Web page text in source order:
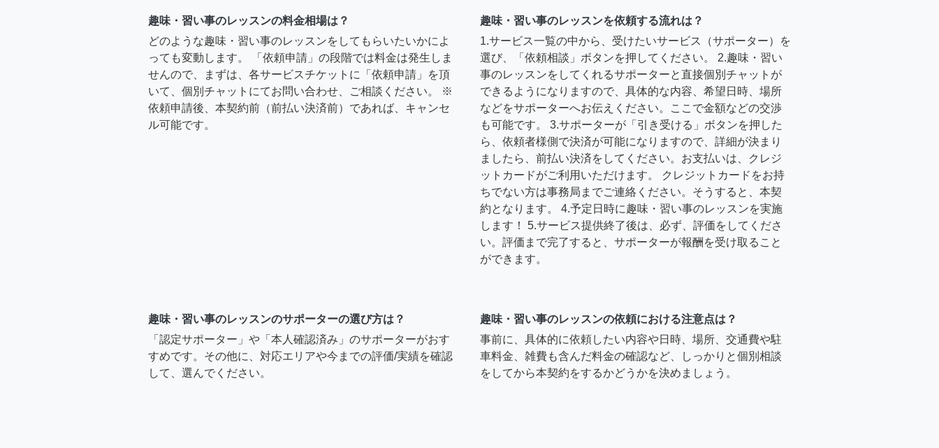
趣味・習い事のレッスンの料金相場は？
どのような趣味・習い事のレッスンをしてもらいたいかによ
っても変動します。 「依頼申請」の段階では料金は発生しま
せんので、まずは、各サービスチケットに「依頼申請」を頂
いて、個別チャットにてお問い合わせ、ご相談ください。 ※
依頼申請後、本契約前（前払い決済前）であれば、キャンセ
ル可能です。
趣味・習い事のレッスンを依頼する流れは？
1.サービス一覧の中から、受けたいサービス（サポーター）を
選び、「依頼相談」ボタンを押してください。 2.趣味・習い
事のレッスンをしてくれるサポーターと直接個別チャットが
できるようになりますので、具体的な内容、希望日時、場所
などをサポーターへお伝えください。ここで金額などの交渉
も可能です。 3.サポーターが「引き受ける」ボタンを押した
ら、依頼者様側で決済が可能になりますので、詳細が決まり
ましたら、前払い決済をしてください。お支払いは、クレジ
ットカードがご利用いただけます。 クレジットカードをお持
ちでない方は事務局までご連絡ください。そうすると、本契
約となります。 4.予定日時に趣味・習い事のレッスンを実施
します！ 5.サービス提供終了後は、必ず、評価をしてくださ
い。評価まで完了すると、サポーターが報酬を受け取ること
ができます。
趣味・習い事のレッスンのサポーターの選び方は？
「認定サポーター」や「本人確認済み」のサポーターがおす
すめです。その他に、対応エリアや今までの評価/実績を確認
して、選んでください。
趣味・習い事のレッスンの依頼における注意点は？
事前に、具体的に依頼したい内容や日時、場所、交通費や駐
車料金、雑費も含んだ料金の確認など、しっかりと個別相談
をしてから本契約をするかどうかを決めましょう。